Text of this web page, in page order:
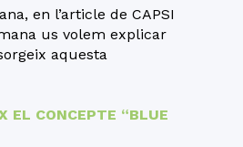
en l’article de CAPSI
us volem explicar
aquesta
EL CONCEPTE “BLUE